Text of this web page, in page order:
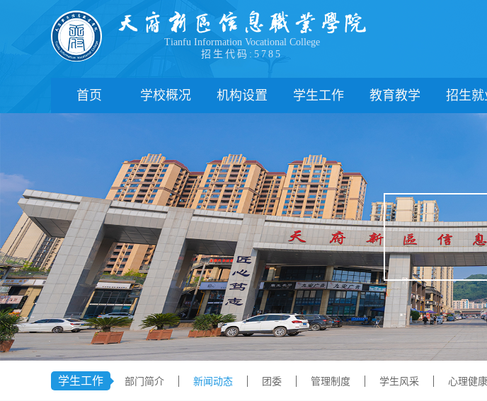
Tianfu Information Vocational College
招生代码:5785
首页 学校概况
学院领导
办学理念
办学特色
校园风貌
机构设置
职能部门
学生工作
新闻动态
团委
管理制度
学生风采
心理健康
下载中心
联系我们
教育教学
教学通知
教学动态
实践教学
专业建设
课程建设
教学改革
学术交流
下载专区
招生就
学生工作 部门简介 新闻动态 团委 管理制度 学生风采 心理健康